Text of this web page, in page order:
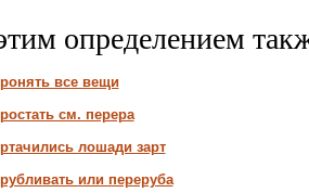
определением
все вещи
см. перера
лошади зарт
или переруба